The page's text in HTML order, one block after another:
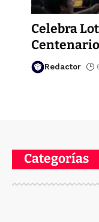
Celebra
Redactor
Categorías